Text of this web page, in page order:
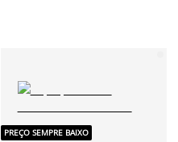
PREÇO SEMPRE BAIXO